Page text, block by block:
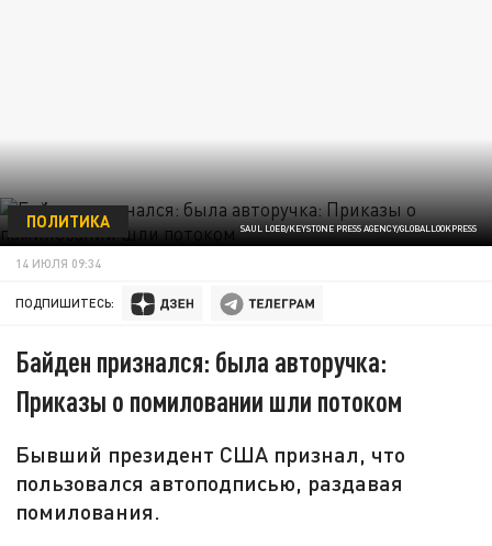
SAUL LOEB/KEYSTONE PRESS AGENCY/GLOBALLOOKPRESS
ПОЛИТИКА
14 ИЮЛЯ 09:34
ПОДПИШИТЕСЬ:
Байден признался: была авторучка:
Приказы о помиловании шли потоком
Бывший президент США признал, что
пользовался автоподписью, раздавая
помилования.